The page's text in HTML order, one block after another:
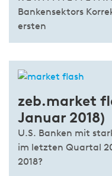
Bankensektors
ersten
zeb.market
Januar 2018)
U.S. Banken mit
im letzten Quartal
2018?